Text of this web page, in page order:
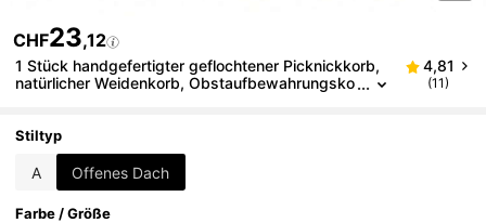
CHF23,12
1 Stück handgefertigter geflochtener Picknickkorb,
natürlicher Weidenkorb, Obstaufbewahrungsko
flochtener Korb
4,81
(11)
Stiltyp
A Offenes Dach
Farbe / Größe